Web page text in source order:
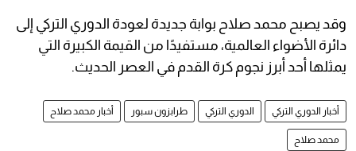
وقد يصبح محمد صلاح بوابة جديدة لعودة الدوري التركي إلى
دائرة الأضواء العالمية، مستفيدًا من القيمة الكبيرة التي
يمثلها أحد أبرز نجوم كرة القدم في العصر الحديث.
أخبار الدوري التركي الدوري التركي طرابزون سبور أخبار محمد صلاح
محمد صلاح